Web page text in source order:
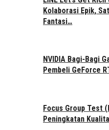
Kolaborasi Epik,
Fantasi…
NVIDIA Bagi-Bagi
Pembeli GeForce
Focus Group Test
Peningkatan